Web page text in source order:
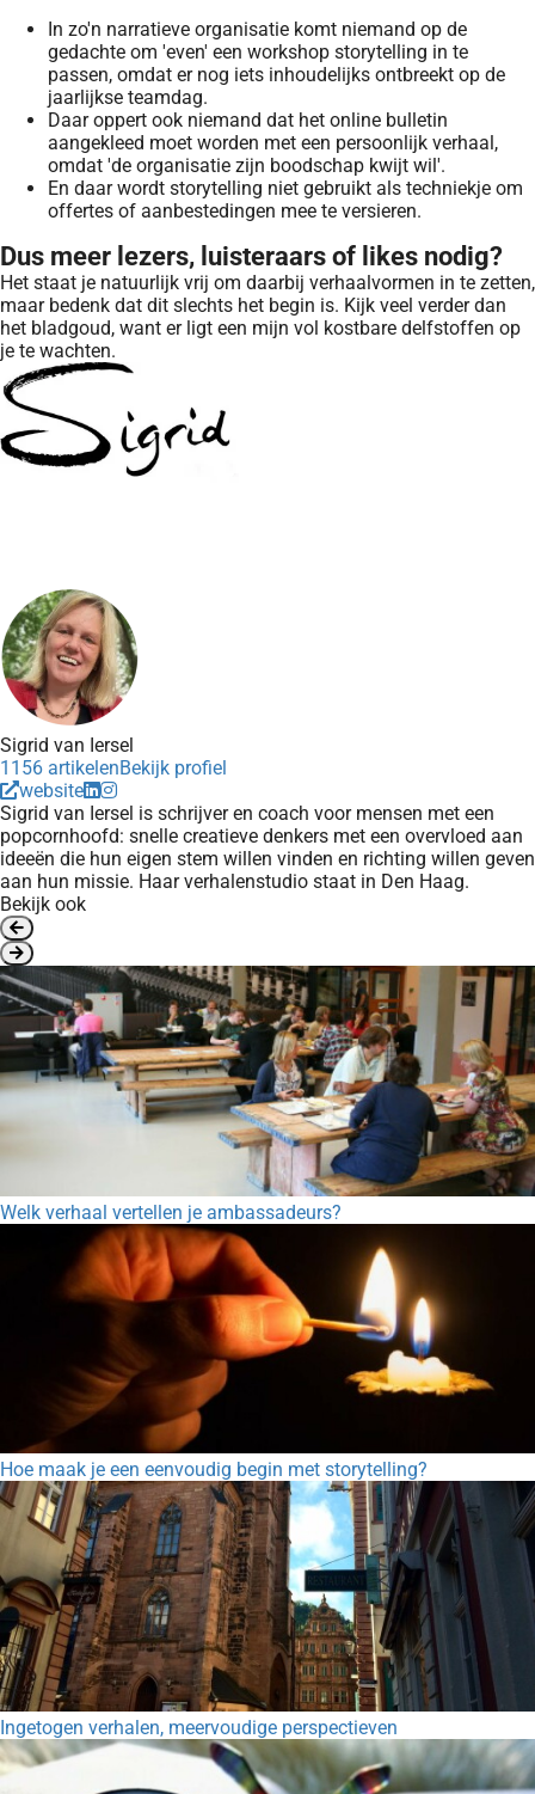
In zo'n narratieve organisatie komt niemand op de
gedachte om 'even' een workshop storytelling in te
passen, omdat er nog iets inhoudelijks ontbreekt op de
jaarlijkse teamdag.
Daar oppert ook niemand dat het online bulletin
aangekleed moet worden met een persoonlijk verhaal,
omdat 'de organisatie zijn boodschap kwijt wil'.
En daar wordt storytelling niet gebruikt als techniekje om
offertes of aanbestedingen mee te versieren.
Dus meer lezers, luisteraars of likes nodig?
Het staat je natuurlijk vrij om daarbij verhaalvormen in te zetten,
maar bedenk dat dit slechts het begin is. Kijk veel verder dan
het bladgoud, want er ligt een mijn vol kostbare delfstoffen op
je te wachten.
Sigrid van Iersel
1156 artikelenBekijk profiel
website
Sigrid van Iersel is schrijver en coach voor mensen met een
popcornhoofd: snelle creatieve denkers met een overvloed aan
ideeën die hun eigen stem willen vinden en richting willen geven
aan hun missie. Haar verhalenstudio staat in Den Haag.
Bekijk ook
Welk verhaal vertellen je ambassadeurs?
Hoe maak je een eenvoudig begin met storytelling?
Ingetogen verhalen, meervoudige perspectieven